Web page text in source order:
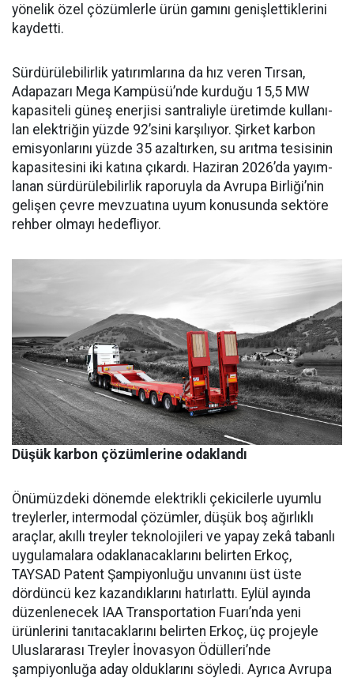
yönelik özel çözümlerle ürün gamını geniş­lettiklerini
kaydetti.
Sürdürülebilirlik yatırımları­na da hız veren Tırsan,
Adapaza­rı Mega Kampüsü’nde kurduğu 15,5 MW
kapasiteli güneş ener­jisi santraliyle üretimde kullanı­
lan elektriğin yüzde 92’sini karşı­lıyor. Şirket karbon
emisyonları­nı yüzde 35 azaltırken, su arıtma tesisinin
kapasitesini iki katına çıkardı. Haziran 2026’da yayım­
lanan sürdürülebilirlik raporuyla da Avrupa Birliği’nin
gelişen çev­re mevzuatına uyum konusunda sektöre
rehber olmayı hedefliyor.
Düşük karbon çözümlerine odaklandı
Önümüzdeki dönemde elektrikli çekicilerle uyumlu
treylerler, intermodal çözümler, düşük boş ağırlıklı
araçlar, akıllı treyler teknolojileri ve yapay zekâ tabanlı
uygulamalara odaklanacaklarını belirten Erkoç,
TAYSAD Patent Şampiyonluğu unvanını üst üste
dördüncü kez kazandıklarını hatırlattı. Eylül ayında
düzenlenecek IAA Transportation Fuarı’nda yeni
ürünlerini tanıtacaklarını belirten Erkoç, üç projeyle
Uluslararası Treyler İnovasyon Ödülleri’nde
şampiyonluğa aday olduklarını söyledi. Ayrıca Avrupa